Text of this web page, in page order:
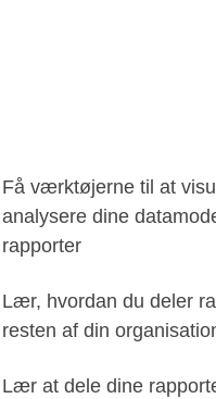
Få værktøjerne til at
analysere dine
rapporter
Lær, hvordan du deler
resten af din
Lær at dele dine